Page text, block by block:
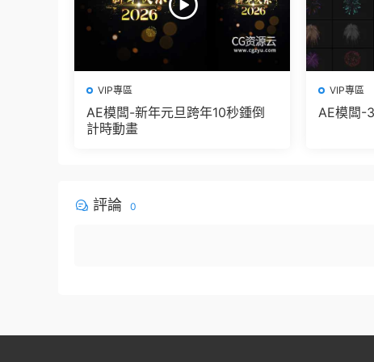
VIP專區
AE模闆-新年元旦跨年10秒鍾倒
計時動畫
VIP專區
AE模闆-
評論 0